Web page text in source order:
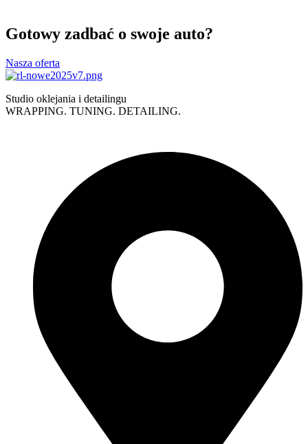
Gotowy zadbać o swoje auto?
Nasza oferta
Studio oklejania i detailingu
WRAPPING. TUNING. DETAILING.